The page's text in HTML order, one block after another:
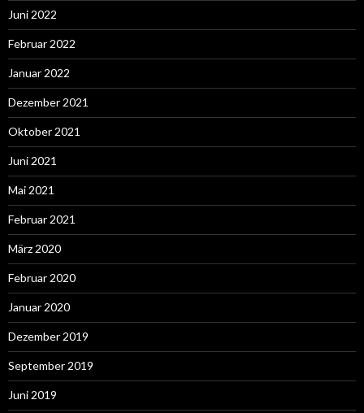
Juni 2022
Februar 2022
Januar 2022
Dezember 2021
Oktober 2021
Juni 2021
Mai 2021
Februar 2021
März 2020
Februar 2020
Januar 2020
Dezember 2019
September 2019
Juni 2019